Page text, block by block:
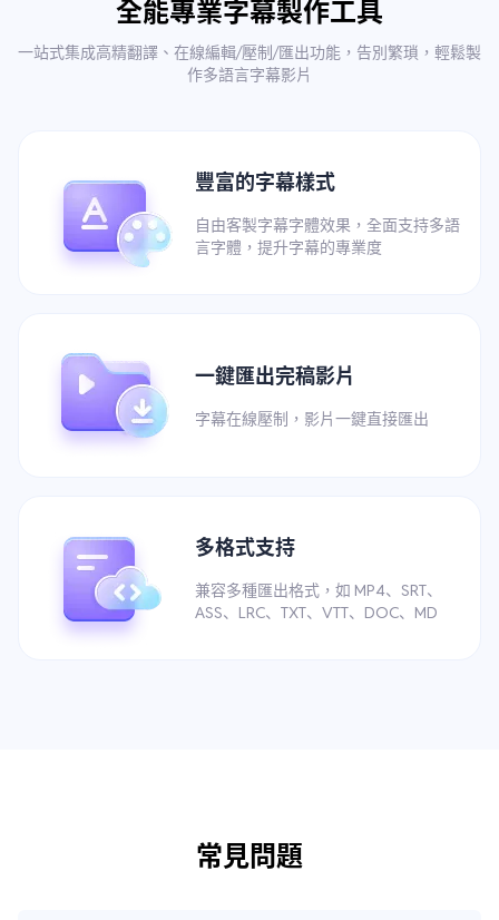
全能專業字幕製作工具
一站式集成高精翻譯、在線編輯/壓制/匯出功能，告別繁瑣，輕鬆製
作多語言字幕影片
豐富的字幕樣式
自由客製字幕字體效果，全面支持多語
言字體，提升字幕的專業度
一鍵匯出完稿影片
字幕在線壓制，影片一鍵直接匯出
多格式支持
兼容多種匯出格式，如 MP4、SRT、
ASS、LRC、TXT、VTT、DOC、MD
常見問題